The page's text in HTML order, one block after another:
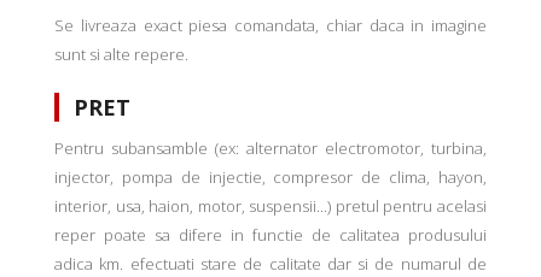
Se livreaza exact piesa comandata, chiar daca in imagine
sunt si alte repere.
PRET
Pentru subansamble (ex: alternator electromotor, turbina,
injector, pompa de injectie, compresor de clima, hayon,
interior, usa, haion, motor, suspensii...) pretul pentru acelasi
reper poate sa difere in functie de calitatea produsului
adica km. efectuati stare de calitate dar si de numarul de